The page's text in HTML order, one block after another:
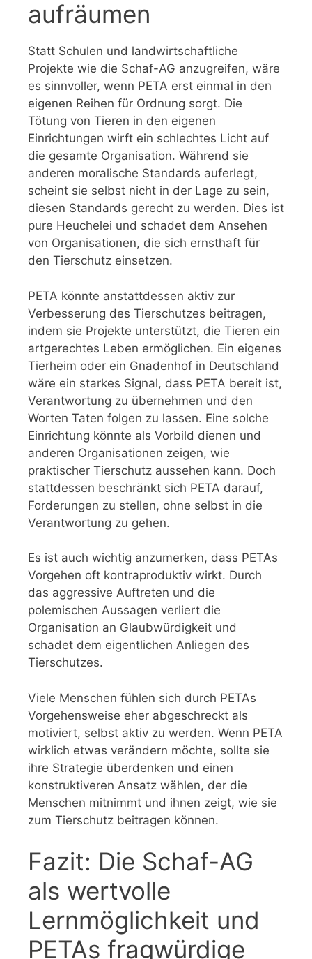
aufräumen
Statt Schulen und landwirtschaftliche
Projekte wie die Schaf-AG anzugreifen, wäre
es sinnvoller, wenn PETA erst einmal in den
eigenen Reihen für Ordnung sorgt. Die
Tötung von Tieren in den eigenen
Einrichtungen wirft ein schlechtes Licht auf
die gesamte Organisation. Während sie
anderen moralische Standards auferlegt,
scheint sie selbst nicht in der Lage zu sein,
diesen Standards gerecht zu werden. Dies ist
pure Heuchelei und schadet dem Ansehen
von Organisationen, die sich ernsthaft für
den Tierschutz einsetzen.
PETA könnte anstattdessen aktiv zur
Verbesserung des Tierschutzes beitragen,
indem sie Projekte unterstützt, die Tieren ein
artgerechtes Leben ermöglichen. Ein eigenes
Tierheim oder ein Gnadenhof in Deutschland
wäre ein starkes Signal, dass PETA bereit ist,
Verantwortung zu übernehmen und den
Worten Taten folgen zu lassen. Eine solche
Einrichtung könnte als Vorbild dienen und
anderen Organisationen zeigen, wie
praktischer Tierschutz aussehen kann. Doch
stattdessen beschränkt sich PETA darauf,
Forderungen zu stellen, ohne selbst in die
Verantwortung zu gehen.
Es ist auch wichtig anzumerken, dass PETAs
Vorgehen oft kontraproduktiv wirkt. Durch
das aggressive Auftreten und die
polemischen Aussagen verliert die
Organisation an Glaubwürdigkeit und
schadet dem eigentlichen Anliegen des
Tierschutzes.
Viele Menschen fühlen sich durch PETAs
Vorgehensweise eher abgeschreckt als
motiviert, selbst aktiv zu werden. Wenn PETA
wirklich etwas verändern möchte, sollte sie
ihre Strategie überdenken und einen
konstruktiveren Ansatz wählen, der die
Menschen mitnimmt und ihnen zeigt, wie sie
zum Tierschutz beitragen können.
Fazit: Die Schaf-AG
als wertvolle
Lernmöglichkeit und
PETAs fragwürdige